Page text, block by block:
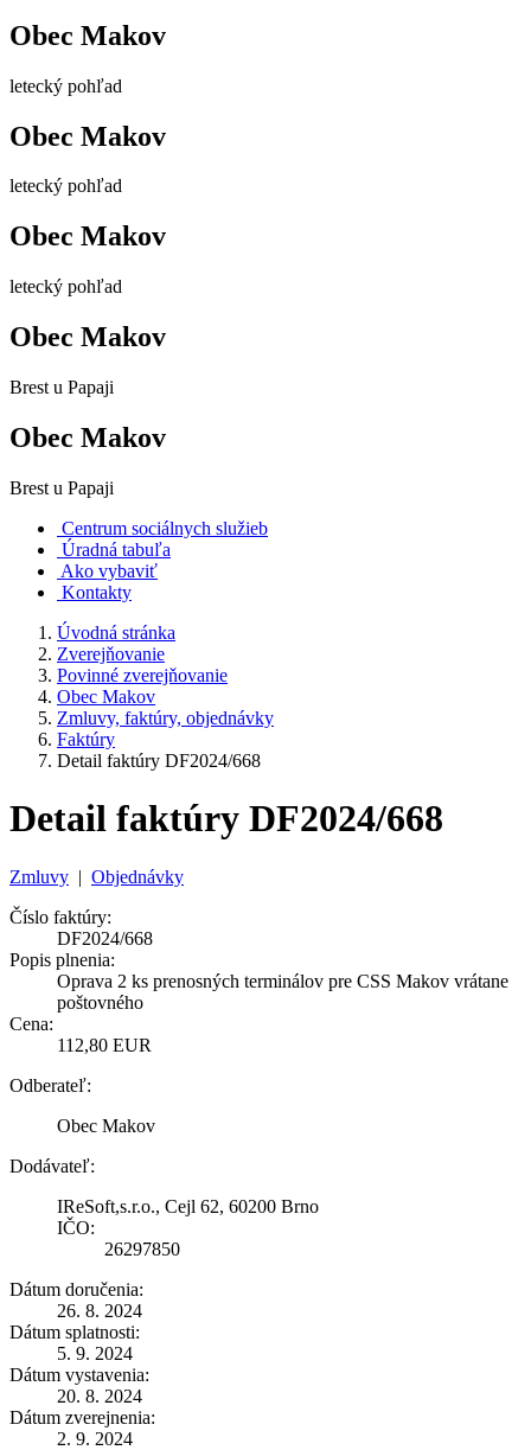
Obec Makov
letecký pohľad
Obec Makov
letecký pohľad
Obec Makov
letecký pohľad
Obec Makov
Brest u Papaji
Obec Makov
Brest u Papaji
Centrum sociálnych služieb
Úradná tabuľa
Ako vybaviť
Kontakty
Úvodná stránka
Zverejňovanie
Povinné zverejňovanie
Obec Makov
Zmluvy, faktúry, objednávky
Faktúry
Detail faktúry DF2024/668
Detail faktúry DF2024/668
Zmluvy | Objednávky
Číslo faktúry:
DF2024/668
Popis plnenia:
Oprava 2 ks prenosných terminálov pre CSS Makov vrátane
poštovného
Cena:
112,80 EUR
Odberateľ:
Obec Makov
Dodávateľ:
IReSoft,s.r.o., Cejl 62, 60200 Brno
IČO:
26297850
Dátum doručenia:
26. 8. 2024
Dátum splatnosti:
5. 9. 2024
Dátum vystavenia:
20. 8. 2024
Dátum zverejnenia:
2. 9. 2024